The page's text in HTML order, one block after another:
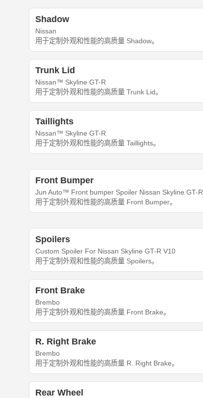
Shadow
Nissan
用于定制外观和性能的高质量 Shadow。
Trunk Lid
Nissan™ Skyline GT-R
用于定制外观和性能的高质量 Trunk Lid。
Taillights
Nissan™ Skyline GT-R
用于定制外观和性能的高质量 Taillights。
Front Bumper
Jun Auto™ Front bumper Spoiler Nissan Skyline GT-R
用于定制外观和性能的高质量 Front Bumper。
Spoilers
Custom Spoiler For Nissan Skyline GT-R V10
用于定制外观和性能的高质量 Spoilers。
Front Brake
Brembo
用于定制外观和性能的高质量 Front Brake。
R. Right Brake
Brembo
用于定制外观和性能的高质量 R. Right Brake。
Rear Wheel